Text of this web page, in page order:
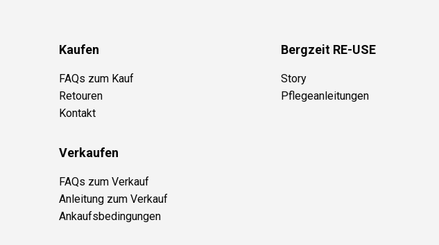
Kaufen
FAQs zum Kauf
Retouren
Kontakt
Bergzeit RE-USE
Story
Pflegeanleitungen
Verkaufen
FAQs zum Verkauf
Anleitung zum Verkauf
Ankaufsbedingungen